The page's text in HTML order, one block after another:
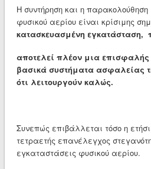
Η συντήρηση και η
φυσικού αερίου είναι κρίσιμης
κατασκευασμένη εγκατάσταση,
αποτελεί πλέον μια
βασικά συστήματα ασφαλείας
ότι λειτουργούν καλώς.
Συνεπώς επιβάλλεται τόσο η
τετραετής επανέλεγχος
εγκαταστάσεις φυσικού αερίου.